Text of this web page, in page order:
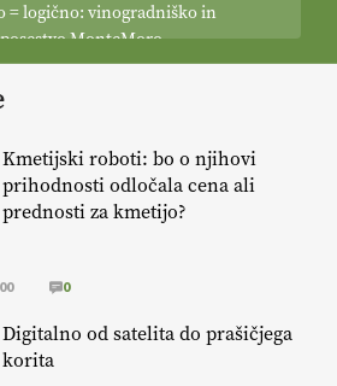
= logično: vinogradniško in
MonteMoro
= logično: ekološka kmetija
= logično: ekološka kmetija
VLOG Ekološko
brez škropljenja?
Kmetijski roboti: bo o njihovi
prihodnosti odločala cena ali
prednosti za kmetijo?
0
Digitalno od satelita do prašičjega
korita